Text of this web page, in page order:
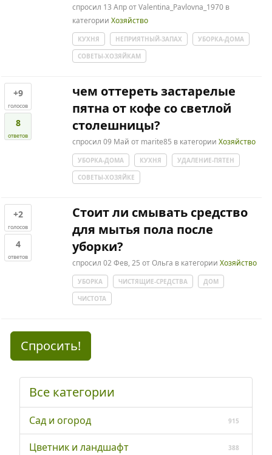
спросил 13 Апр отValentina_Pavlovna_1970 в
категории Хозяйство
КУХНЯ НЕПРИЯТНЫЙ-ЗАПАХ
УБОРКА-ДОМА
СОВЕТЫ-ХОЗЯЙКАМ
+9
голосов
8
ответов
чем оттереть застарелые
пятна от кофе со светлой
столешницы?
спросил 09 Май от marite85 в категории Хозяйство
УБОРКА-ДОМА КУХНЯ
УДАЛЕНИЕ-ПЯТЕН
СОВЕТЫ-ХОЗЯЙКЕ
+2
голосов
4
ответов
Стоит ли смывать средство
для мытья пола после
уборки?
спросил 02 Фев, 25 отОльга в категории Хозяйство
УБОРКА ЧИСТЯЩИЕ-СРЕДСТВА
ДОМ
ЧИСТОТА
Спросить!
Все категории
Сад и огород 915
Цветник и ландшафт 388